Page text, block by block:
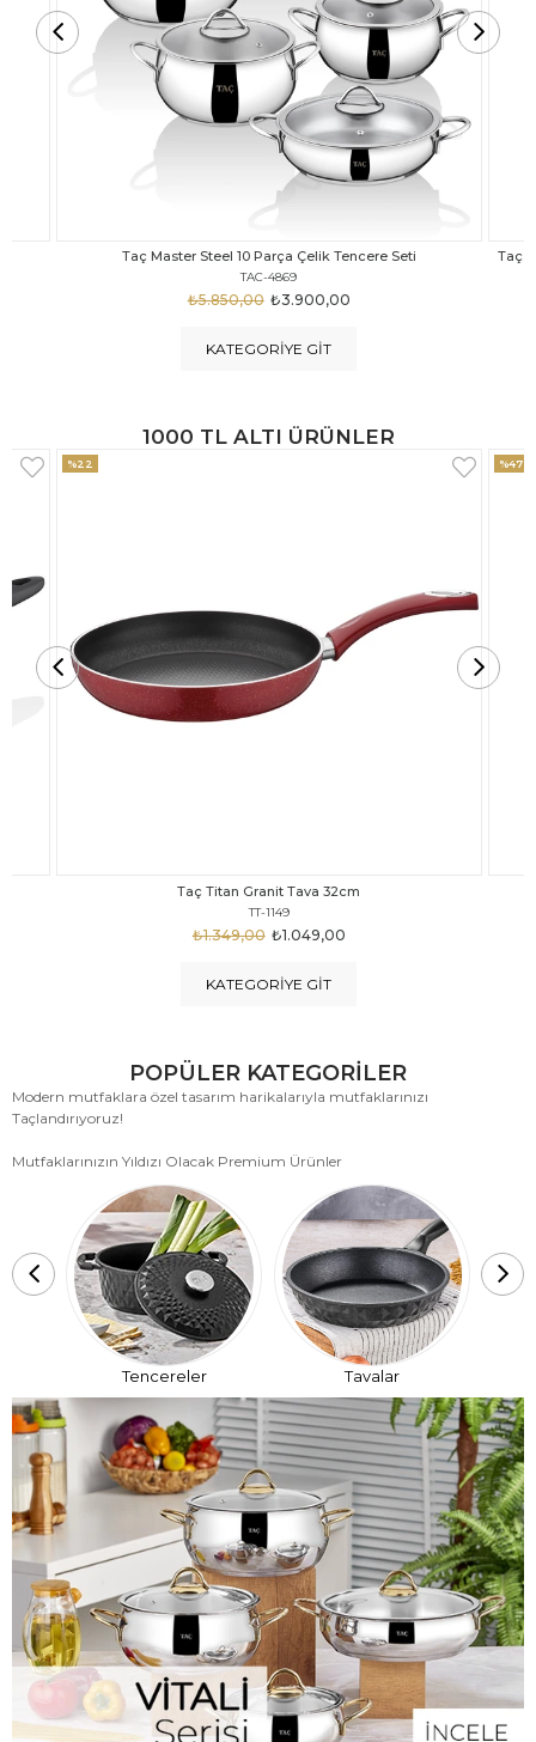
Taç Carabella Döküm Cam Kapak 7 Parça Tencere Seti Siyah
TAC-3817
₺3.250,00
₺4.350,00
KATEGORIYE GIT
1000 TL ALTI ÜRÜNLER
Taç Titan Granit Tava 30cm
₺999,00
₺1.875,00
KATEGORIYE GIT
POPÜLER KATEGORİLER
Modern mutfaklara özel tasarım harikalarıyla mutfaklarınızı
Taçlandırıyoruz!
Mutfaklarınızın Yıldızı Olacak Premium Ürünler
Tencereler Tavalar